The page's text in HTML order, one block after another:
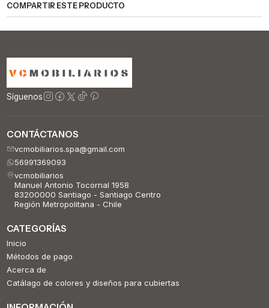
COMPARTIR ESTE PRODUCTO
Síguenos
CONTÁCTANOS
vcmobiliarios.spa@gmail.com
56991369093
vcmobiliarios
Manuel Antonio Tocornal 1958
83200000 Santiago - Santiago Centro
Región Metropolitana - Chile
CATEGORÍAS
Inicio
Métodos de pago
Acerca de
Catálago de colores y diseños para cubiertas